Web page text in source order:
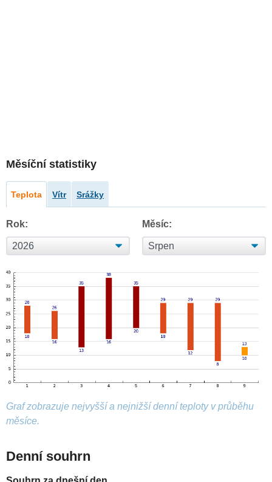
Měsíční statistiky
Teplota Vítr Srážky
Rok: Měsíc:
Graf zobrazuje nejvyšší a nejnižší denní teploty v průběhu
měsíce.
Denní souhrn